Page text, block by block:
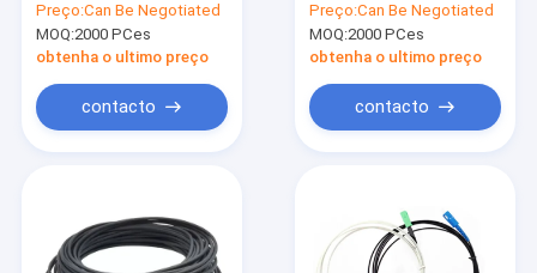
Fc à fibra ótica
Jumper Cable do
cabo de remendo de
Preço:Can Be Negotiated
MOQ:2000 PCes
obtenha o ultimo preço
contacto
do cabo do remendo
da fibra do Sc ao
único
Preço:Can Be Negotiated
MOQ:2000 PCes
obtenha o ultimo preço
contacto